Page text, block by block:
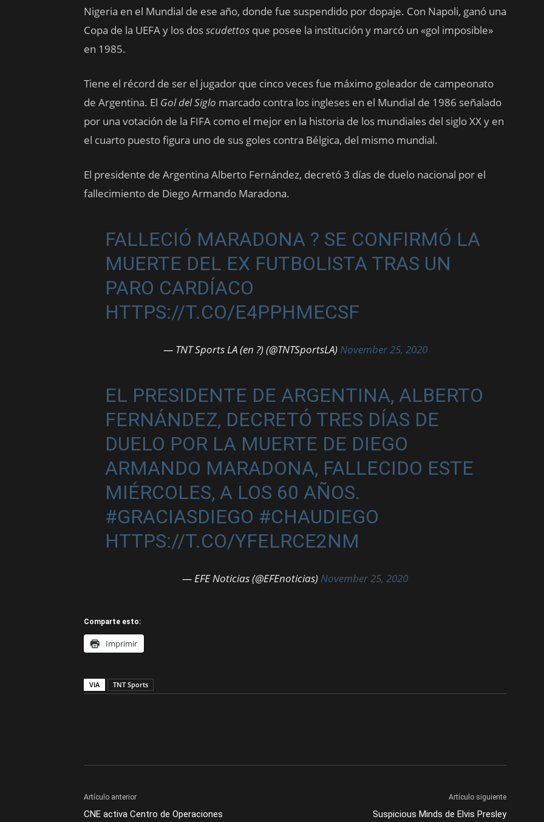
Nigeria en el Mundial de ese año, donde fue suspendido por dopaje. Con Napoli, ganó una
Copa de la UEFA y los dosscudettos que posee la institución y marcó un «gol imposible»
en 1985.
​Tiene el récord de ser el jugador que cinco veces fue máximo goleador de campeonato
de Argentina. El Gol del Siglo marcado contra los ingleses en el Mundial de 1986 señalado
por una votación de la FIFA como el mejor en la historia de los mundiales del siglo XX y en
el cuarto puesto figura uno de sus goles contra Bélgica, del mismo mundial.
El presidente de Argentina Alberto Fernández, decretó 3 días de duelo nacional por el
fallecimiento de Diego Armando Maradona.
FALLECIÓ MARADONA ? SE CONFIRMÓ LA
MUERTE DEL EX FUTBOLISTA TRAS UN
PARO CARDÍACO
HTTPS://T.CO/E4PPHMECSF
— TNT Sports LA (en ?) (@TNTSportsLA) November 25, 2020
EL PRESIDENTE DE ARGENTINA, ALBERTO
FERNÁNDEZ, DECRETÓ TRES DÍAS DE
DUELO POR LA MUERTE DE DIEGO
ARMANDO MARADONA, FALLECIDO ESTE
MIÉRCOLES, A LOS 60 AÑOS.
#GRACIASDIEGO #CHAUDIEGO
HTTPS://T.CO/YFELRCE2NM
— EFE Noticias (@EFEnoticias) November 25, 2020
Comparte esto:
Imprimir
VIA TNT Sports
Artículo anterior
CNE activa Centro de Operaciones
Artículo siguiente
Suspicious Minds de Elvis Presley